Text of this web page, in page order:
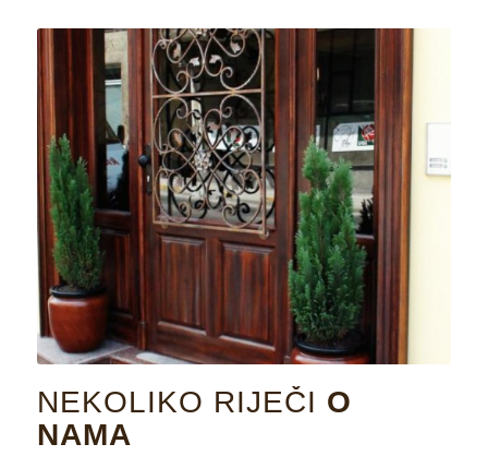
NEKOLIKO RIJEČI O
NAMA